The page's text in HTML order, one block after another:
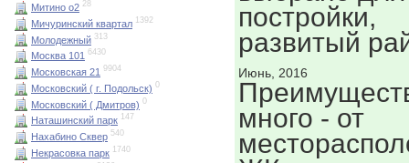
Митино о2 28
Мичуринский квартал 1392
Молодежный 313
Москва 101 6430
Московская 21 9904
Московский ( г. Подольск) 0
Московский ( Дмитров) 0
Наташинский парк 147
Нахабино Сквер 540
Некрасовка парк 1740
постройки,
развитый
Июнь, 2016
много - от